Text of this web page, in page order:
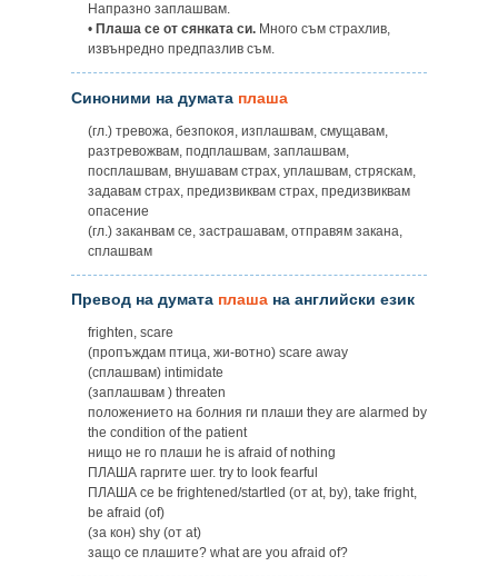
Напразно заплашвам.
• Плаша се от сянката си. Много съм страхлив,
извънредно предпазлив съм.
Синоними на думата плаша
(гл.) тревожа, безпокоя, изплашвам, смущавам,
разтревожвам, подплашвам, заплашвам,
посплашвам, внушавам страх, уплашвам, стряскам,
задавам страх, предизвиквам страх, предизвиквам
опасение
(гл.) заканвам се, застрашавам, отправям закана,
сплашвам
Превод на думата плаша на английски език
frighten, scare
(пропъждам птица, жи-вотно) scare away
(сплашвам) intimidate
(заплашвам ) threaten
положението на болния ги плаши they are alarmed by
the condition of the patient
нищо не го плаши he is afraid of nothing
ПЛАША гаргите шег. try to look fearful
ПЛАША ce be frightened/startled (от at, by), take fright,
be afraid (of)
(за кон) shy (от at)
защо се плашите? what are you afraid of?